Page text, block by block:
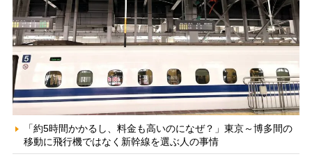
「約5時間かかるし、料金も高いのになぜ？」東京～博多間の
移動に飛行機ではなく新幹線を選ぶ人の事情